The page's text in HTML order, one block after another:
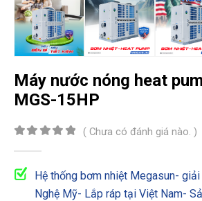
Máy nước nóng heat
MGS-15HP
( Chưa có đánh giá nào. )
Hệ thống bơm nhiệt Megasun-
Nghệ Mỹ- Lắp ráp tại Việt Nam-